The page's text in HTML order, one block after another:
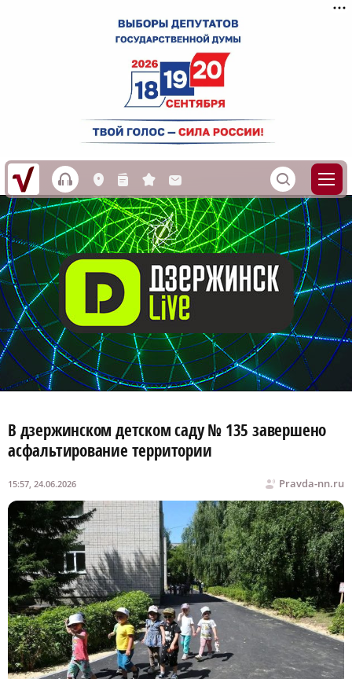
h L n s M S
В дзержинском детском саду № 135 завершено
асфальтирование территории
Pravda-nn.ru
15:57, 24.06.2026